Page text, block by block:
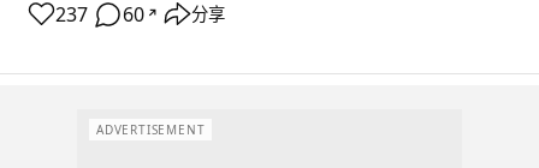
237 60 ↗ 分享
ADVERTISEMENT